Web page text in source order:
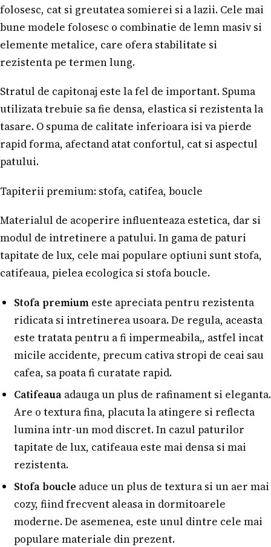
folosesc, cat si greutatea somierei si a lazii. Cele mai
bune modele folosesc o combinatie de lemn masiv si
elemente metalice, care ofera stabilitate si
rezistenta pe termen lung.
Stratul de capitonaj este la fel de important. Spuma
utilizata trebuie sa fie densa, elastica si rezistenta la
tasare. O spuma de calitate inferioara isi va pierde
rapid forma, afectand atat confortul, cat si aspectul
patului.
Tapiterii premium: stofa, catifea, boucle
Materialul de acoperire influenteaza estetica, dar si
modul de intretinere a patului. In gama de paturi
tapitate de lux, cele mai populare optiuni sunt stofa,
catifeaua, pielea ecologica si stofa boucle.
Stofa premiumeste apreciata pentru rezistenta
ridicata si intretinerea usoara. De regula, aceasta
este tratata pentru a fi impermeabila,, astfel incat
micile accidente, precum cativa stropi de ceai sau
cafea, sa poata fi curatate rapid.
Catifeauaadauga un plus de rafinament si eleganta.
Are o textura fina, placuta la atingere si reflecta
lumina intr-un mod discret. In cazul paturilor
tapitate de lux, catifeaua este mai densa si mai
rezistenta.
Stofa boucle aduce un plus de textura si un aer mai
cozy, fiind frecvent aleasa in dormitoarele
moderne. De asemenea, este unul dintre cele mai
populare materiale din prezent.